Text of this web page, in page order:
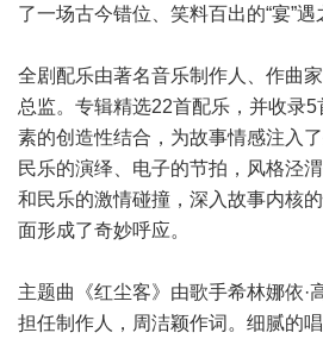
了一场古今错位、笑料百出的“宴”遇
全剧配乐由著名音乐制作人、作曲
总监。专辑精选22首配乐，并收录
素的创造性结合，为故事情感注入
民乐的演绎、电子的节拍，风格泾
和民乐的激情碰撞，深入故事内核
面形成了奇妙呼应。
主题曲《红尘客》由歌手希林娜依·
担任制作人，周洁颖作词。细腻的